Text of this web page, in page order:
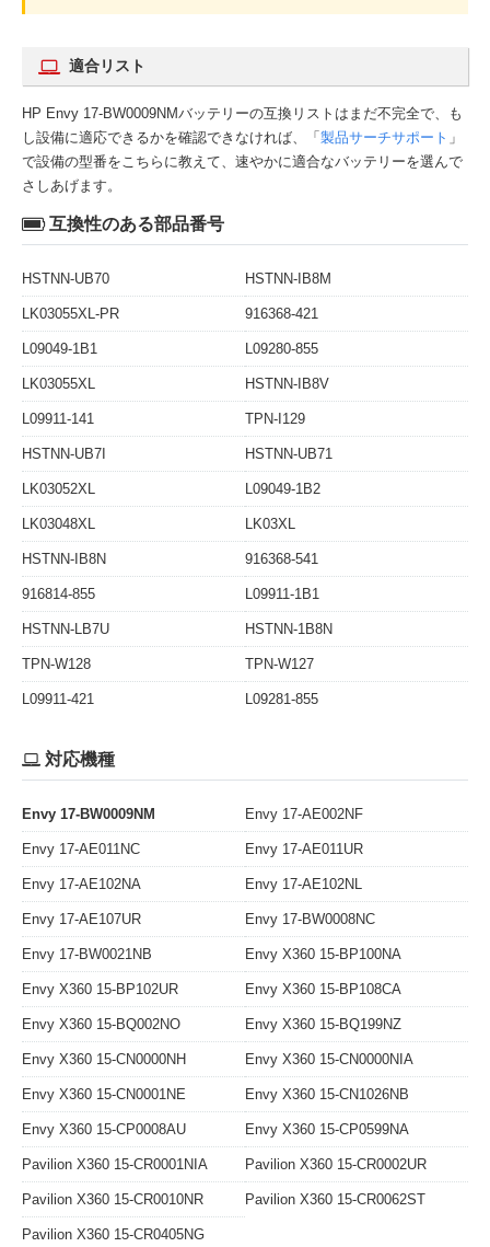
適合リスト
HP Envy 17-BW0009NMバッテリーの互換リストはまだ不完全で、も
し設備に適応できるかを確認できなければ、「 製品サーチサポート 」
で設備の型番をこちらに教えて、速やかに適合なバッテリーを選んで
さしあげます。
互換性のある部品番号
HSTNN-UB70 HSTNN-IB8M
LK03055XL-PR 916368-421
L09049-1B1 L09280-855
LK03055XL HSTNN-IB8V
L09911-141 TPN-I129
HSTNN-UB7I HSTNN-UB71
LK03052XL L09049-1B2
LK03048XL LK03XL
HSTNN-IB8N 916368-541
916814-855 L09911-1B1
HSTNN-LB7U HSTNN-1B8N
TPN-W128 TPN-W127
L09911-421 L09281-855
対応機種
Envy 17-BW0009NM Envy 17-AE002NF
Envy 17-AE011NC Envy 17-AE011UR
Envy 17-AE102NA Envy 17-AE102NL
Envy 17-AE107UR Envy 17-BW0008NC
Envy 17-BW0021NB Envy X360 15-BP100NA
Envy X360 15-BP102UR Envy X360 15-BP108CA
Envy X360 15-BQ002NO Envy X360 15-BQ199NZ
Envy X360 15-CN0000NH Envy X360 15-CN0000NIA
Envy X360 15-CN0001NE Envy X360 15-CN1026NB
Envy X360 15-CP0008AU Envy X360 15-CP0599NA
Pavilion X360 15-CR0001NIA Pavilion X360 15-CR0002UR
Pavilion X360 15-CR0010NR Pavilion X360 15-CR0062ST
Pavilion X360 15-CR0405NG